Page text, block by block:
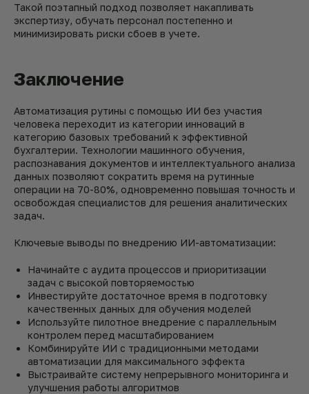
Такой поэтапный подход позволяет накапливать
экспертизу, обучать персонал постепенно и
минимизировать риски сбоев в учете.
Заключение
Автоматизация рутины с помощью ИИ без участия
человека переходит из категории инноваций в
категорию базовых требований к эффективной
бухгалтерии. Технологии машинного обучения,
распознавания документов и интеллектуального анализа
данных позволяют сократить время на рутинные
операции на 70-80%, одновременно повышая точность и
освобождая специалистов для решения аналитических
задач.
Ключевые выводы по внедрению ИИ-автоматизации:
Начинайте с аудита процессов и приоритизации
задач с высокой повторяемостью
Инвестируйте достаточное время в подготовку
качественных данных для обучения моделей
Используйте пилотное внедрение с параллельным
контролем перед масштабированием
Комбинируйте ИИ с традиционными методами
автоматизации для максимального эффекта
Выстраивайте систему непрерывного мониторинга и
улучшения работы алгоритмов